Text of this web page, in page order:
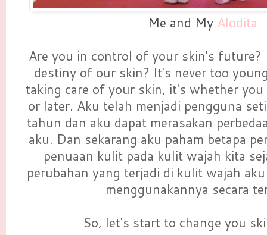
Me and My Alodita
Are you in control of your skin's future?
destiny of our skin? It's never too
taking care of your skin, it's whether
or later. Aku telah menjadi pengguna
tahun dan aku dapat merasakan
aku. Dan sekarang aku paham betapa
penuaan kulit pada kulit wajah kita
perubahan yang terjadi di kulit wajah
menggunakannya secara
So, let's start to change you